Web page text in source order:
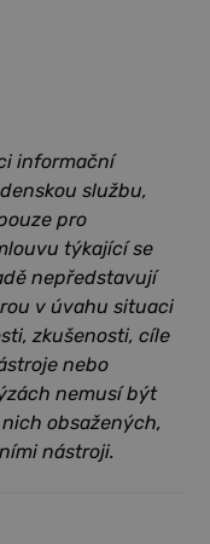
informační
službu,
pro
týkající se
nepředstavují
v úvahu situaci
zkušenosti, cíle
nebo
nemusí být
obsažených,
nástroji.